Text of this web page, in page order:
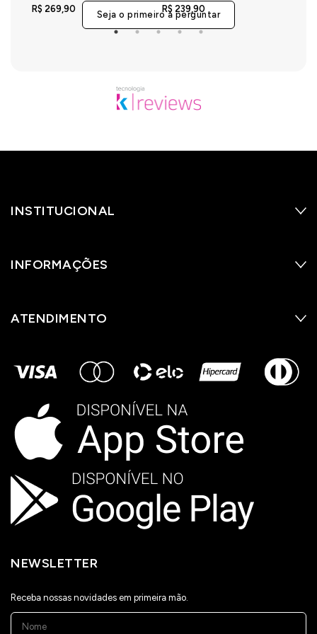
R$ 269,90 R$ 239,90
Seja o primeiro a perguntar
INSTITUCIONAL
INFORMAÇÕES
ATENDIMENTO
NEWSLETTER
Receba nossas novidades em primeira mão.